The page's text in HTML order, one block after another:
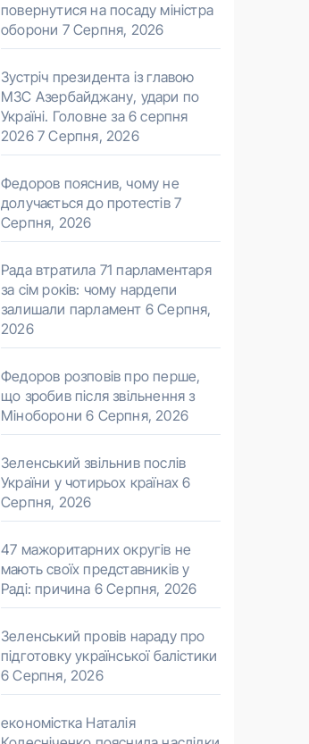
повернутися на посаду міністра
оборони 7 Серпня, 2026
Зустріч президента із главою
МЗС Азербайджану, удари по
Україні. Головне за 6 серпня
2026 7 Серпня, 2026
Федоров пояснив, чому не
долучається до протестів 7
Серпня, 2026
Рада втратила 71 парламентаря
за сім років: чому нардепи
залишали парламент 6 Серпня,
2026
Федоров розповів про перше,
що зробив після звільнення з
Міноборони 6 Серпня, 2026
Зеленський звільнив послів
України у чотирьох країнах 6
Серпня, 2026
47 мажоритарних округів не
мають своїх представників у
Раді: причина 6 Серпня, 2026
Зеленський провів нараду про
підготовку української балістики
6 Серпня, 2026
економістка Наталія